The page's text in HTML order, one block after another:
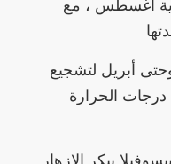
أغسطس ، مع
أبريل لتشجيع
درجات الحرارة